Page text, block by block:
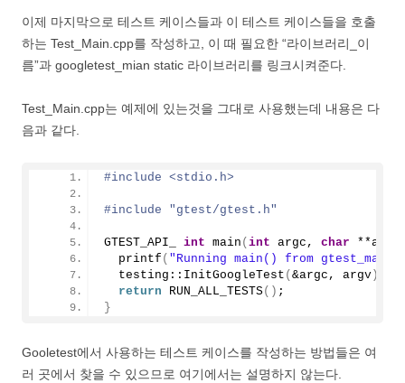
이제 마지막으로 테스트 케이스들과 이 테스트 케이스들을 호출
하는 Test_Main.cpp를 작성하고, 이 때 필요한 “라이브러리_이
름”과 googletest_mian static 라이브러리를 링크시켜준다.
Test_Main.cpp는 예제에 있는것을 그대로 사용했는데 내용은 다
음과 같다.
#include <stdio.h>
#include "gtest/gtest.h"
GTEST_API_ int main ( int argc, char **argv
printf ( "Running main() from
  testing::
InitGoogleTest ( &argc, argv )
return
RUN_ALL_TESTS() ;
}
Gooletest에서 사용하는 테스트 케이스를 작성하는 방법들은 여
러 곳에서 찾을 수 있으므로 여기에서는 설명하지 않는다.